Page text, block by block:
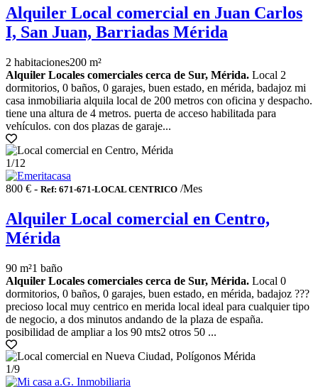
Alquiler Local comercial en Juan Carlos
I, San Juan, Barriadas Mérida
2 habitaciones200 m²
Alquiler Locales comerciales cerca de Sur, Mérida. Local 2
dormitorios, 0 baños, 0 garajes, buen estado, en mérida, badajoz mi
casa inmobiliaria alquila local de 200 metros con oficina y despacho.
tiene una altura de 4 metros. puerta de acceso habilitada para
vehículos. con dos plazas de garaje...
1/12
800 € - Ref: 671-671-LOCAL CENTRICO /Mes
Alquiler Local comercial en Centro,
Mérida
90 m²1 baño
Alquiler Locales comerciales cerca de Sur, Mérida. Local 0
dormitorios, 0 baños, 0 garajes, buen estado, en mérida, badajoz ???
precioso local muy centrico en merida local ideal para cualquier tipo
de negocio, a dos minutos andando de la plaza de españa.
posibilidad de ampliar a los 90 mts2 otros 50 ...
1/9